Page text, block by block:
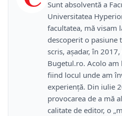
Sunt absolventă a
Universitatea
facultatea, mă visam
descoperit o pasiune
scris, așadar, în
Bugetul.ro. Acolo
fiind locul unde am
experiență. Din iulie
provocarea de a mă
calitate de editor, o